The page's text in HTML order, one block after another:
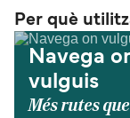
Per què
Navega
vulguis
Més rutes